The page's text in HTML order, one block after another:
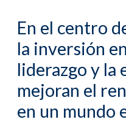
En el centro
la inversión
liderazgo y la
mejoran el
en un mundo